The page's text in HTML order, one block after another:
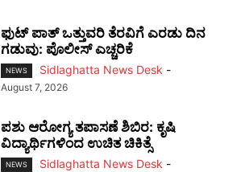
ಫುಟ್‌ ಪಾತ್ ಒತ್ತುವರಿ ತೆರವಿಗೆ ಎರಡು ದಿನ
ಗಡುವು: ಪೊಲೀಸ್ ಎಚ್ಚರಿಕೆ
NEWS Sidlaghatta News Desk -
August 7, 2026
ಪಶು ಆರೋಗ್ಯ ತಪಾಸಣೆ ಶಿಬಿರ: ಕೃಷಿ
ವಿದ್ಯಾರ್ಥಿಗಳಿಂದ ಉಚಿತ ಚಿಕಿತ್ಸೆ
NEWS Sidlaghatta News Desk -